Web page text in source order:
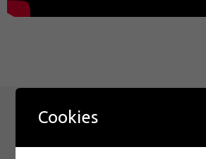
LES DERNIÈRES
Cookies